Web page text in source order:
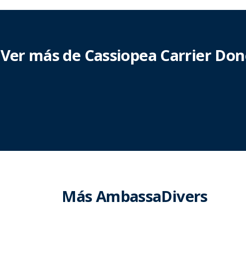
Ver más de Cassiopea Carrier
Más AmbassaDivers